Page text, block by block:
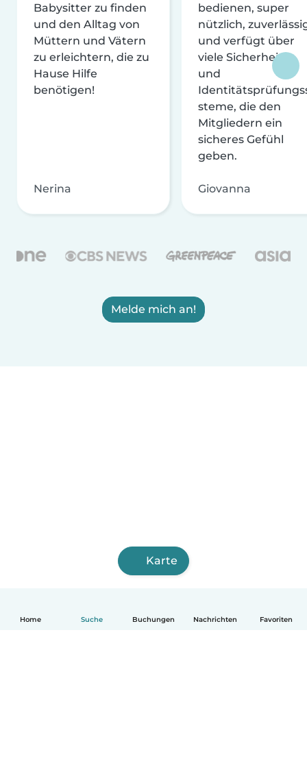
Home Suche Buchungen Nachrichten Favoriten
Babysitter zu finden
und den Alltag von
Müttern und Vätern
zu erleichtern, die zu
Hause Hilfe
benötigen!
Nerina
bedienen, super
nützlich,
und verfügt über
viele Sicherheits-
und
steme, die den
Mitgliedern ein
sicheres Gefühl
geben.
Giovanna
Melde mich an!
Karte